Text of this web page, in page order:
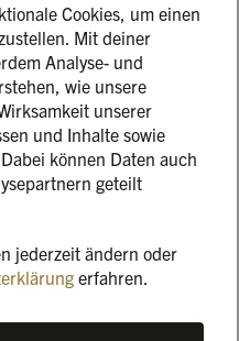
und Fantasie. Was
Abenteuer, besondere
ihr bereit euch verzaubern
duftet nach Abenteuer –
Schlemmen, lachen, feiern
Cookies, um einen
Mit deiner
Analyse- und
wie unsere
unserer
und Inhalte sowie
können Daten auch
geteilt
jederzeit ändern oder
erfahren.